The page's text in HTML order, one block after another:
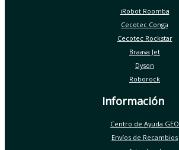
iRobot Roomba
Cecotec Conga
Cecotec Rockstar
Braava Jet
Dyson
Roborock
Información
Centro de Ayuda GEO
Envíos de Recambios